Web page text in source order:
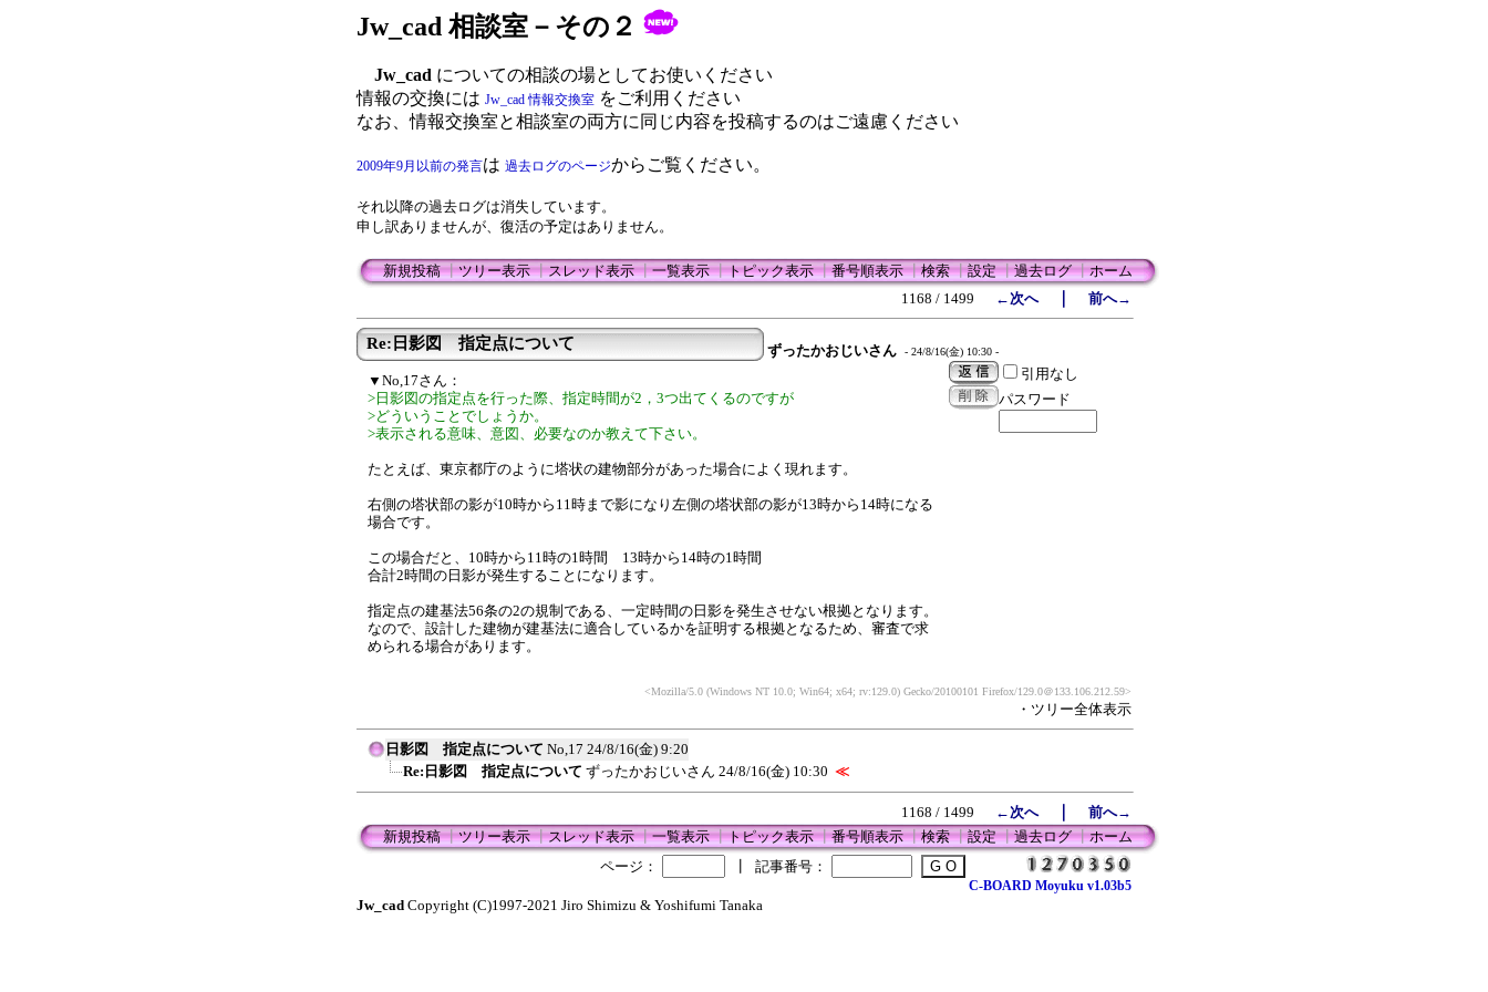
Jw_cad 相談室－その２
Jw_cad についての相談の場としてお使いください
情報の交換には Jw_cad 情報交換室 をご利用ください
なお、情報交換室と相談室の両方に同じ内容を投稿するのはご遠慮ください
2009年9月以前の発言は 過去ログのページからご覧ください。
それ以降の過去ログは消失しています。
申し訳ありませんが、復活の予定はありません。
新規投稿┃ツリー表示┃スレッド表示┃一覧表示┃トピック表示┃番号順表示┃検索┃設定┃過去ログ┃ホーム
1168 / 1499
←次へ｜ 前へ→
Re:日影図 指定点について ずったかおじいさん - 24/8/16(金) 10:30 -
▼No,17さん：
>日影図の指定点を行った際、指定時間が2，3つ出てくるのですが
>どういうことでしょうか。
>表示される意味、意図、必要なのか教えて下さい。
たとえば、東京都庁のように塔状の建物部分があった場合によく現れます。
右側の塔状部の影が10時から11時まで影になり左側の塔状部の影が13時から14時になる
場合です。
この場合だと、10時から11時の1時間 13時から14時の1時間
合計2時間の日影が発生することになります。
指定点の建基法56条の2の規制である、一定時間の日影を発生させない根拠となります。
なので、設計した建物が建基法に適合しているかを証明する根拠となるため、審査で求
められる場合があります。
引用なし
パスワード
<Mozilla/5.0 (Windows NT 10.0; Win64; x64; rv:129.0) Gecko/20100101 Firefox/129.0＠133.106.212.59>
・ツリー全体表示
日影図 指定点について No,17 24/8/16(金) 9:20
Re:日影図 指定点について ずったかおじいさん 24/8/16(金) 10:30 ≪
1168 / 1499 ←次へ｜ 前へ→
新規投稿┃ツリー表示┃スレッド表示┃一覧表示┃トピック表示┃番号順表示┃検索┃設定┃過去ログ┃ホーム
ページ：
記事番号：
C-BOARD Moyuku v1.03b5
Jw_cad Copyright (C)1997-2021 Jiro Shimizu & Yoshifumi Tanaka